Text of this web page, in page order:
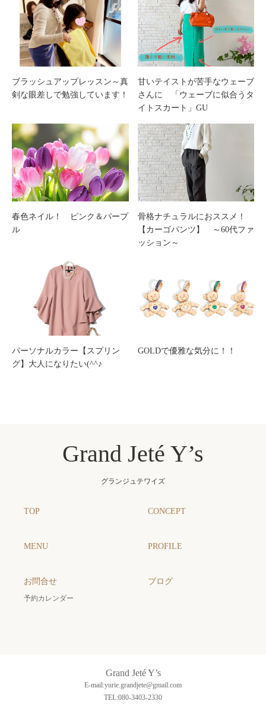
ブラッシュアップレッスン～真
剣な眼差しで勉強しています！
甘いテイストが苦手なウェーブ
さんに 「ウェーブに似合うタ
イトスカート」GU
春色ネイル！ ピンク＆パープ
ル
骨格ナチュラルにおススメ！
【カーゴパンツ】 ～60代ファ
ッション～
パーソナルカラー【スプリン
グ】大人になりたい(^^♪
GOLDで優雅な気分に！！
Grand Jeté Y’s
グランジュテワイズ
TOP CONCEPT
MENU PROFILE
お問合せ
予約カレンダー
ブログ
Grand Jeté Y’s
E-mail:yurie.grandjete@gmail.com
TEL:080-3403-2330